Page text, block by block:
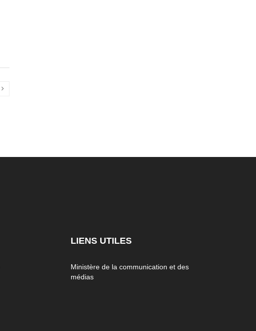
LIENS UTILES
Ministère de la communication et des
médias